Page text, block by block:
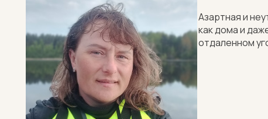
Азартная и
как дома и
отдаленном